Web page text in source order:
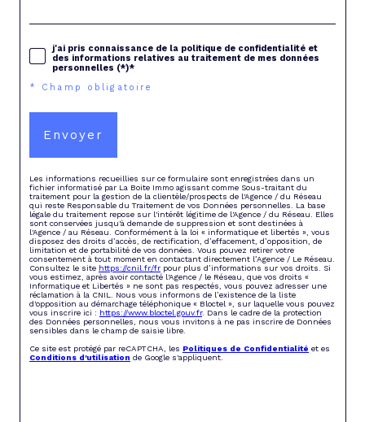
j'ai pris connaissance de la politique de confidentialité et
des informations relatives au traitement de mes données
personnelles (*)*
* Champ obligatoire
Envoyer
Les informations recueillies sur ce formulaire sont enregistrées dans un
fichier informatisé par La Boite Immo agissant comme Sous-traitant du
traitement pour la gestion de la clientèle/prospects de l'Agence / du Réseau
qui reste Responsable du Traitement de vos Données personnelles. La base
légale du traitement repose sur l'intérêt légitime de l'Agence / du Réseau. Elles
sont conservées jusqu'à demande de suppression et sont destinées à
l'Agence / au Réseau. Conformément à la loi « informatique et libertés », vous
disposez des droits d’accès, de rectification, d’effacement, d’opposition, de
limitation et de portabilité de vos données. Vous pouvez retirer votre
consentement à tout moment en contactant directement l’Agence / Le Réseau.
Consultez le site https://cnil.fr/fr pour plus d’informations sur vos droits. Si
vous estimez, après avoir contacté l'Agence / le Réseau, que vos droits «
Informatique et Libertés » ne sont pas respectés, vous pouvez adresser une
réclamation à la CNIL. Nous vous informons de l’existence de la liste
d'opposition au démarchage téléphonique « Bloctel », sur laquelle vous pouvez
vous inscrire ici : https://www.bloctel.gouv.fr. Dans le cadre de la protection
des Données personnelles, nous vous invitons à ne pas inscrire de Données
sensibles dans le champ de saisie libre.
Ce site est protégé par reCAPTCHA, les Politiques de Confidentialité et es
Conditions d'utilisation de Google s'appliquent.